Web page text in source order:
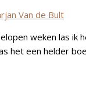
Van de Bult
weken las
het een helder